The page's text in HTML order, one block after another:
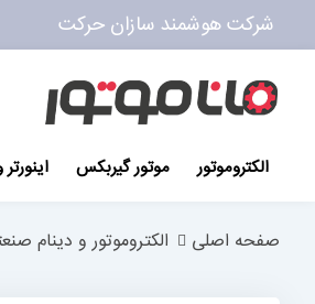
شرکت هوشمند سازان حرکت
به
محتوا
الکتروموتور موتور گیربکس
صفحه اصلی الکتروموتور و دینام